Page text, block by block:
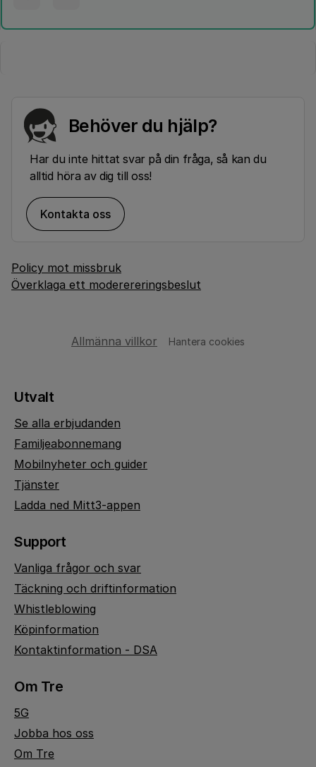
Behöver du hjälp?
Har du inte hittat svar på din fråga, så kan du
alltid höra av dig till oss!
Kontakta oss
Policy mot missbruk
Överklaga ett moderereringsbeslut
Allmänna villkor Hantera cookies
Utvalt
Se alla erbjudanden
Familjeabonnemang
Mobilnyheter och guider
Tjänster
Ladda ned Mitt3-appen
Support
Vanliga frågor och svar
Täckning och driftinformation
Whistleblowing
Köpinformation
Kontaktinformation - DSA
Om Tre
5G
Jobba hos oss
Om Tre